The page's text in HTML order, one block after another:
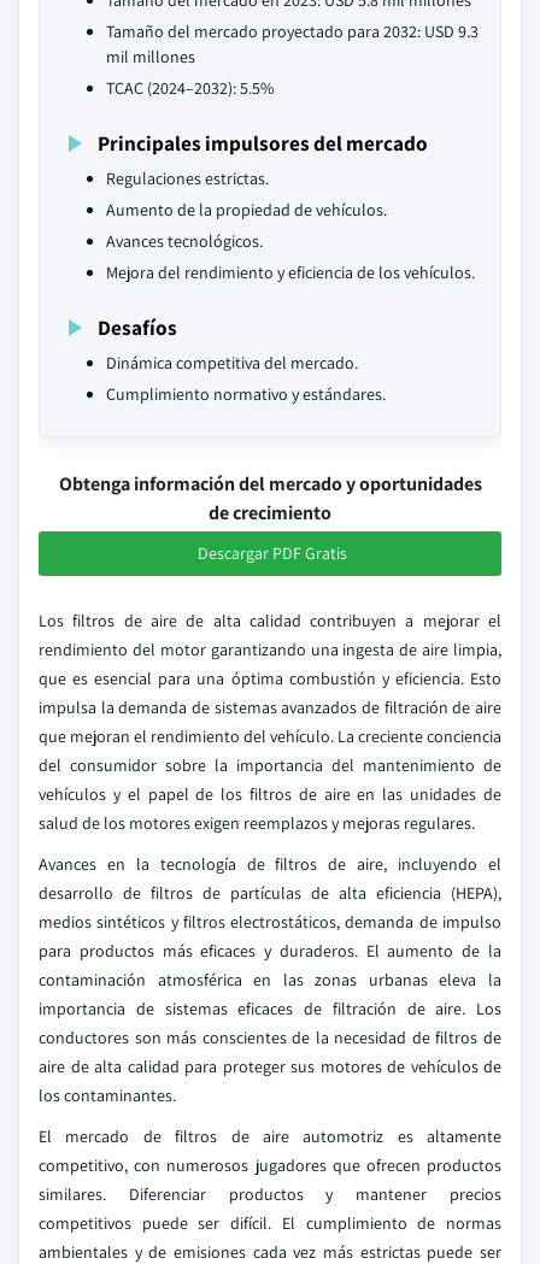
Tamaño del mercado proyectado para 2032: USD 9.3
mil millones
TCAC (2024–2032): 5.5%
Principales impulsores del mercado
Regulaciones estrictas.
Aumento de la propiedad de vehículos.
Avances tecnológicos.
Mejora del rendimiento y eficiencia de los vehículos.
Desafíos
Dinámica competitiva del mercado.
Cumplimiento normativo y estándares.
Obtenga información del mercado y oportunidades
de crecimiento
Descargar PDF Gratis
Los filtros de aire de alta calidad contribuyen a mejorar el
rendimiento del motor garantizando una ingesta de aire limpia,
que es esencial para una óptima combustión y eficiencia. Esto
impulsa la demanda de sistemas avanzados de filtración de aire
que mejoran el rendimiento del vehículo. La creciente conciencia
del consumidor sobre la importancia del mantenimiento de
vehículos y el papel de los filtros de aire en las unidades de
salud de los motores exigen reemplazos y mejoras regulares.
Avances en la tecnología de filtros de aire, incluyendo el
desarrollo de filtros de partículas de alta eficiencia (HEPA),
medios sintéticos y filtros electrostáticos, demanda de impulso
para productos más eficaces y duraderos. El aumento de la
contaminación atmosférica en las zonas urbanas eleva la
importancia de sistemas eficaces de filtración de aire. Los
conductores son más conscientes de la necesidad de filtros de
aire de alta calidad para proteger sus motores de vehículos de
los contaminantes.
El mercado de filtros de aire automotriz es altamente
competitivo, con numerosos jugadores que ofrecen productos
similares. Diferenciar productos y mantener precios
competitivos puede ser difícil. El cumplimiento de normas
ambientales y de emisiones cada vez más estrictas puede ser